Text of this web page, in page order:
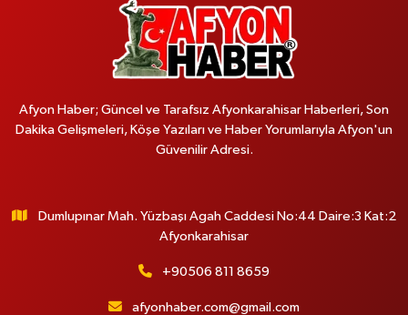
Afyon Haber; Güncel ve Tarafsız Afyonkarahisar Haberleri, Son
Dakika Gelişmeleri, Köşe Yazıları ve Haber Yorumlarıyla Afyon'un
Güvenilir Adresi.
Dumlupınar Mah. Yüzbaşı Agah Caddesi No:44 Daire:3 Kat:2
Afyonkarahisar
+90506 811 8659
afyonhaber.com@gmail.com